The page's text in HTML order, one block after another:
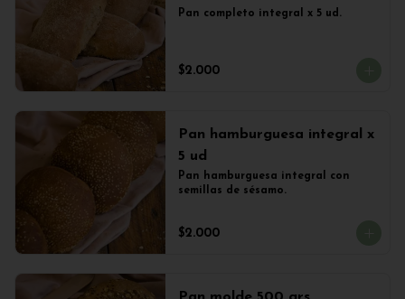
Pan completo integral x 5 ud.
$2.000
Pan hamburguesa integral x
5 ud
Pan hamburguesa integral con
semillas de sésamo.
$2.000